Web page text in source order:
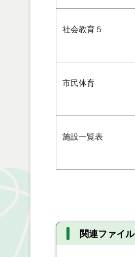
社会教育５
市民体育
施設一覧表
関連ファイル